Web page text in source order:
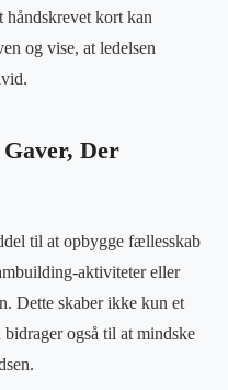
håndskrevet kort kan
og vise, at ledelsen
Der
til at opbygge fællesskab
aktiviteter eller
Dette skaber ikke kun et
også til at mindske